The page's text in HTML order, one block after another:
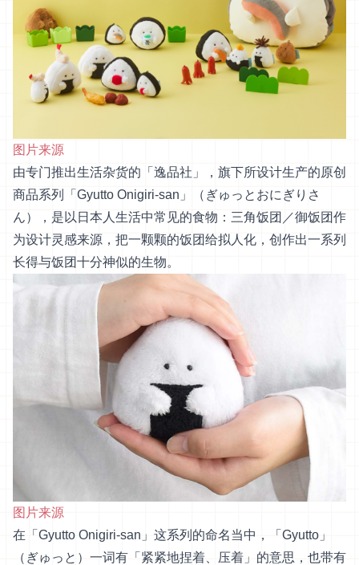
图片来源
由专门推出生活杂货的「逸品社」，旗下所设计生产的原创
商品系列「Gyutto Onigiri-san」（ぎゅっとおにぎりさ
ん），是以日本人生活中常见的食物：三角饭团／御饭团作
为设计灵感来源，把一颗颗的饭团给拟人化，创作出一系列
长得与饭团十分神似的生物。
图片来源
在「Gyutto Onigiri-san」这系列的命名当中，「Gyutto」
（ぎゅっと）一词有「紧紧地捏着、压着」的意思，也带有